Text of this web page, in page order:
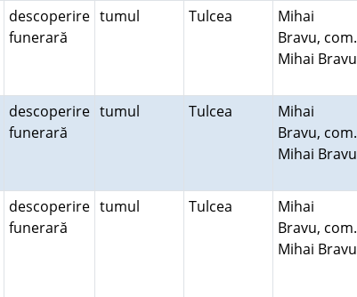
descoperire
funerară
tumul Tulcea
Mihai
Bravu, com.
Mihai Bravu
descoperire
funerară
tumul Tulcea
Mihai
Bravu, com.
Mihai Bravu
descoperire
funerară
tumul Tulcea
Mihai
Bravu, com.
Mihai Bravu